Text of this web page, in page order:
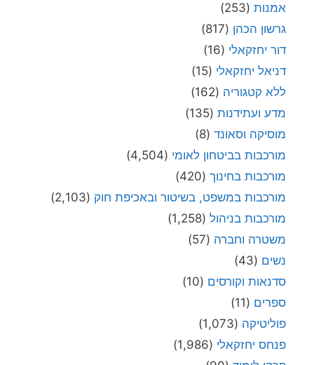
אמנות (253)
גרשון הכהן (817)
דור יחזקאלי (16)
דניאל יחזקאלי (15)
ללא קטגוריה (162)
מדע ועתידנות (135)
מוסיקה וסאונד (8)
מורכבות בביטחון לאומי (4,504)
מורכבות בחינוך (420)
מורכבות במשפט, בשיטור ובאכיפת חוק (2,103)
מורכבות בניהול (1,258)
משטרה וחברה (57)
נשים (43)
סדנאות וקורסים (10)
ספרים (11)
פוליטיקה (1,073)
פנחס יחזקאלי (1,986)